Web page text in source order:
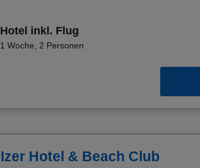
Hotel inkl. Flug
1 Woche 2 Personen
Izer Hotel & Beach Club